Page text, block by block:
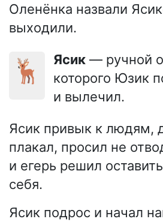
Оленёнка назвали
выходили.
🦌 Ясик — ручной
которого Юзик
и вылечил.
Ясик привык к людям,
плакал, просил не
и егерь решил
себя.
Ясик подрос и начал